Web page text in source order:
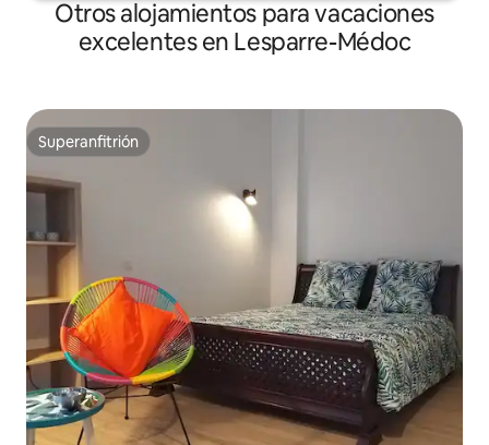
Otros alojamientos para vacaciones
excelentes en Lesparre-Médoc
Superanfitrión
Superanfitrión